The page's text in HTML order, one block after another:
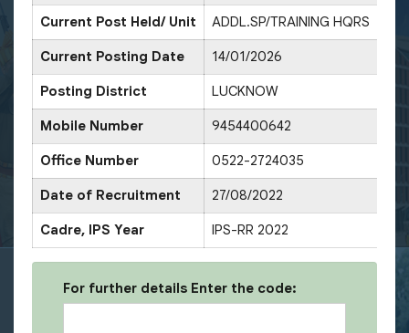
Current Post Held/ Unit ADDL.SP/TRAINING HQRS
Current Posting Date 14/01/2026
Posting District LUCKNOW
Mobile Number 9454400642
Office Number 0522-2724035
Date of Recruitment 27/08/2022
Cadre, IPS Year IPS-RR 2022
For further details Enter the code: